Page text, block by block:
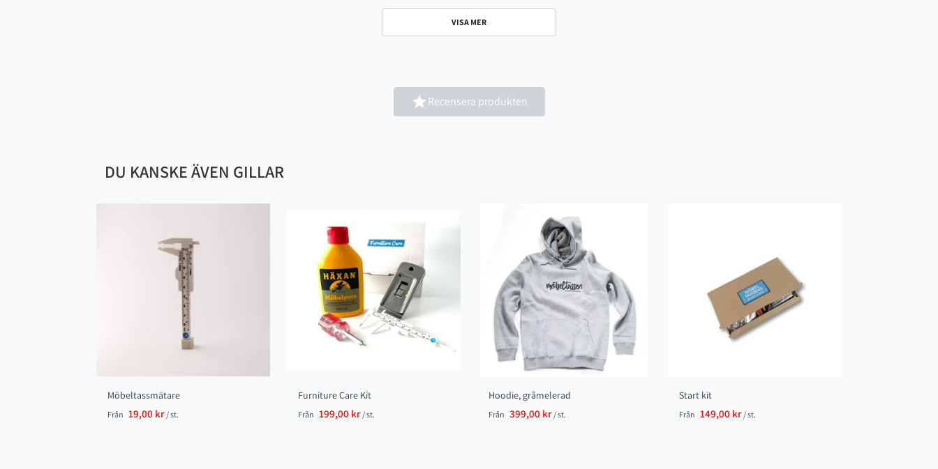
VISA MER
Recensera produkten
DU KANSKE ÄVEN GILLAR
Möbeltassmätare
Från 19,00 kr / st.
Furniture Care Kit
Från 199,00 kr / st.
Hoodie, gråmelerad
Från 399,00 kr / st.
Start kit
Från 149,00 kr / st.